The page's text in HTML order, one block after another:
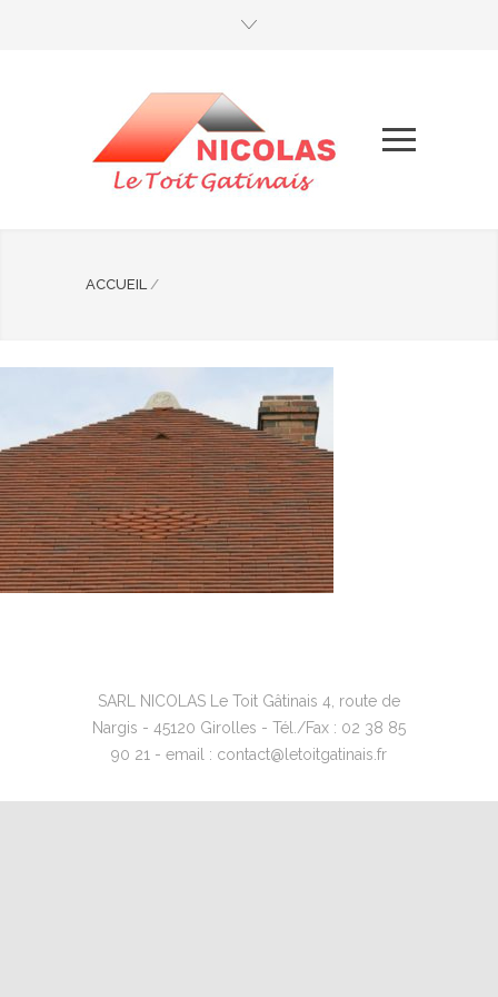
ACCUEIL /
SARL NICOLAS Le Toit Gâtinais 4, route de
Nargis - 45120 Girolles - Tél./Fax : 02 38 85
90 21 - email : contact@letoitgatinais.fr